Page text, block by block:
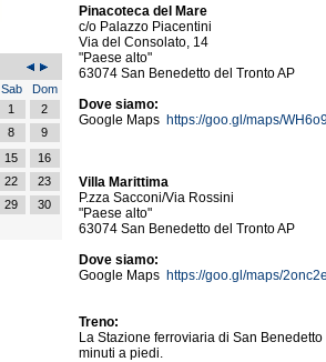
Sab
Dom
1
2
8
9
15
16
22
23
29
30
Pinacoteca del Mare
c/o Palazzo Piacentini
Via del Consolato, 14
"Paese alto"
63074 San Benedetto del Tronto AP
Dove siamo:
Google Maps https://goo.gl/maps/
Villa Marittima
P.zza Sacconi/Via Rossini
"Paese alto"
63074 San Benedetto del Tronto AP
Dove siamo:
Google Maps https://goo.gl/maps/
Treno:
La Stazione ferroviaria di San
minuti a piedi.